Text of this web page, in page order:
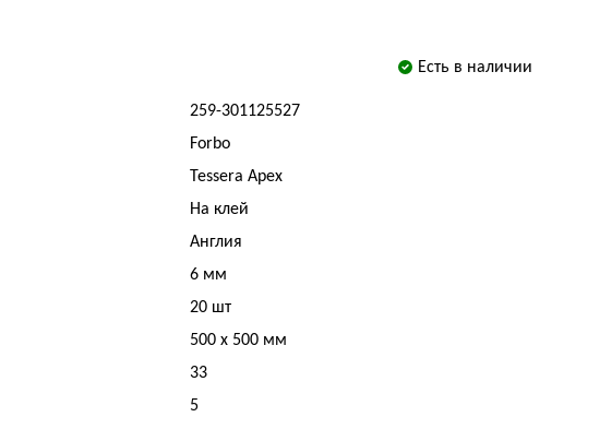
Есть в наличии
259-301125527
Forbo
Tessera Apex
На клей
Англия
6 мм
20 шт
500 x 500 мм
33
5